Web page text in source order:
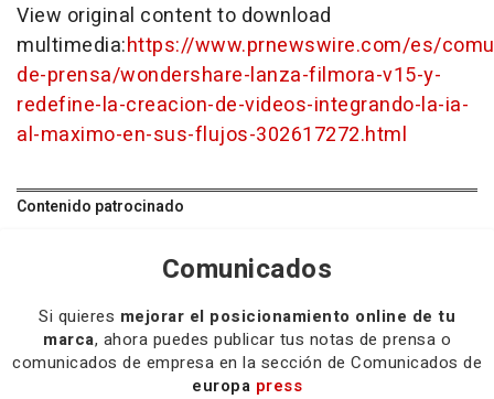
View original content to download
multimedia:https://www.prnewswire.com/es/
de-prensa/wondershare-lanza-filmora-v15-y-
redefine-la-creacion-de-videos-integrando-la-ia-
al-maximo-en-sus-flujos-302617272.html
Contenido patrocinado
Comunicados
Si quieres mejorar el posicionamiento online de tu
marca, ahora puedes publicar tus notas de prensa o
comunicados de empresa en la sección de Comunicados de
europa press